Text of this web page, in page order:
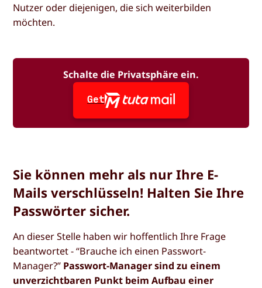
Nutzer oder diejenigen, die sich weiterbilden
möchten.
Schalte die Privatsphäre ein.
Get
Sie können mehr als nur Ihre E-
Mails verschlüsseln! Halten Sie Ihre
Passwörter sicher.
An dieser Stelle haben wir hoffentlich Ihre Frage
beantwortet - “Brauche ich einen Passwort-
Manager?” Passwort-Manager sind zu einem
unverzichtbaren Punkt beim Aufbau einer